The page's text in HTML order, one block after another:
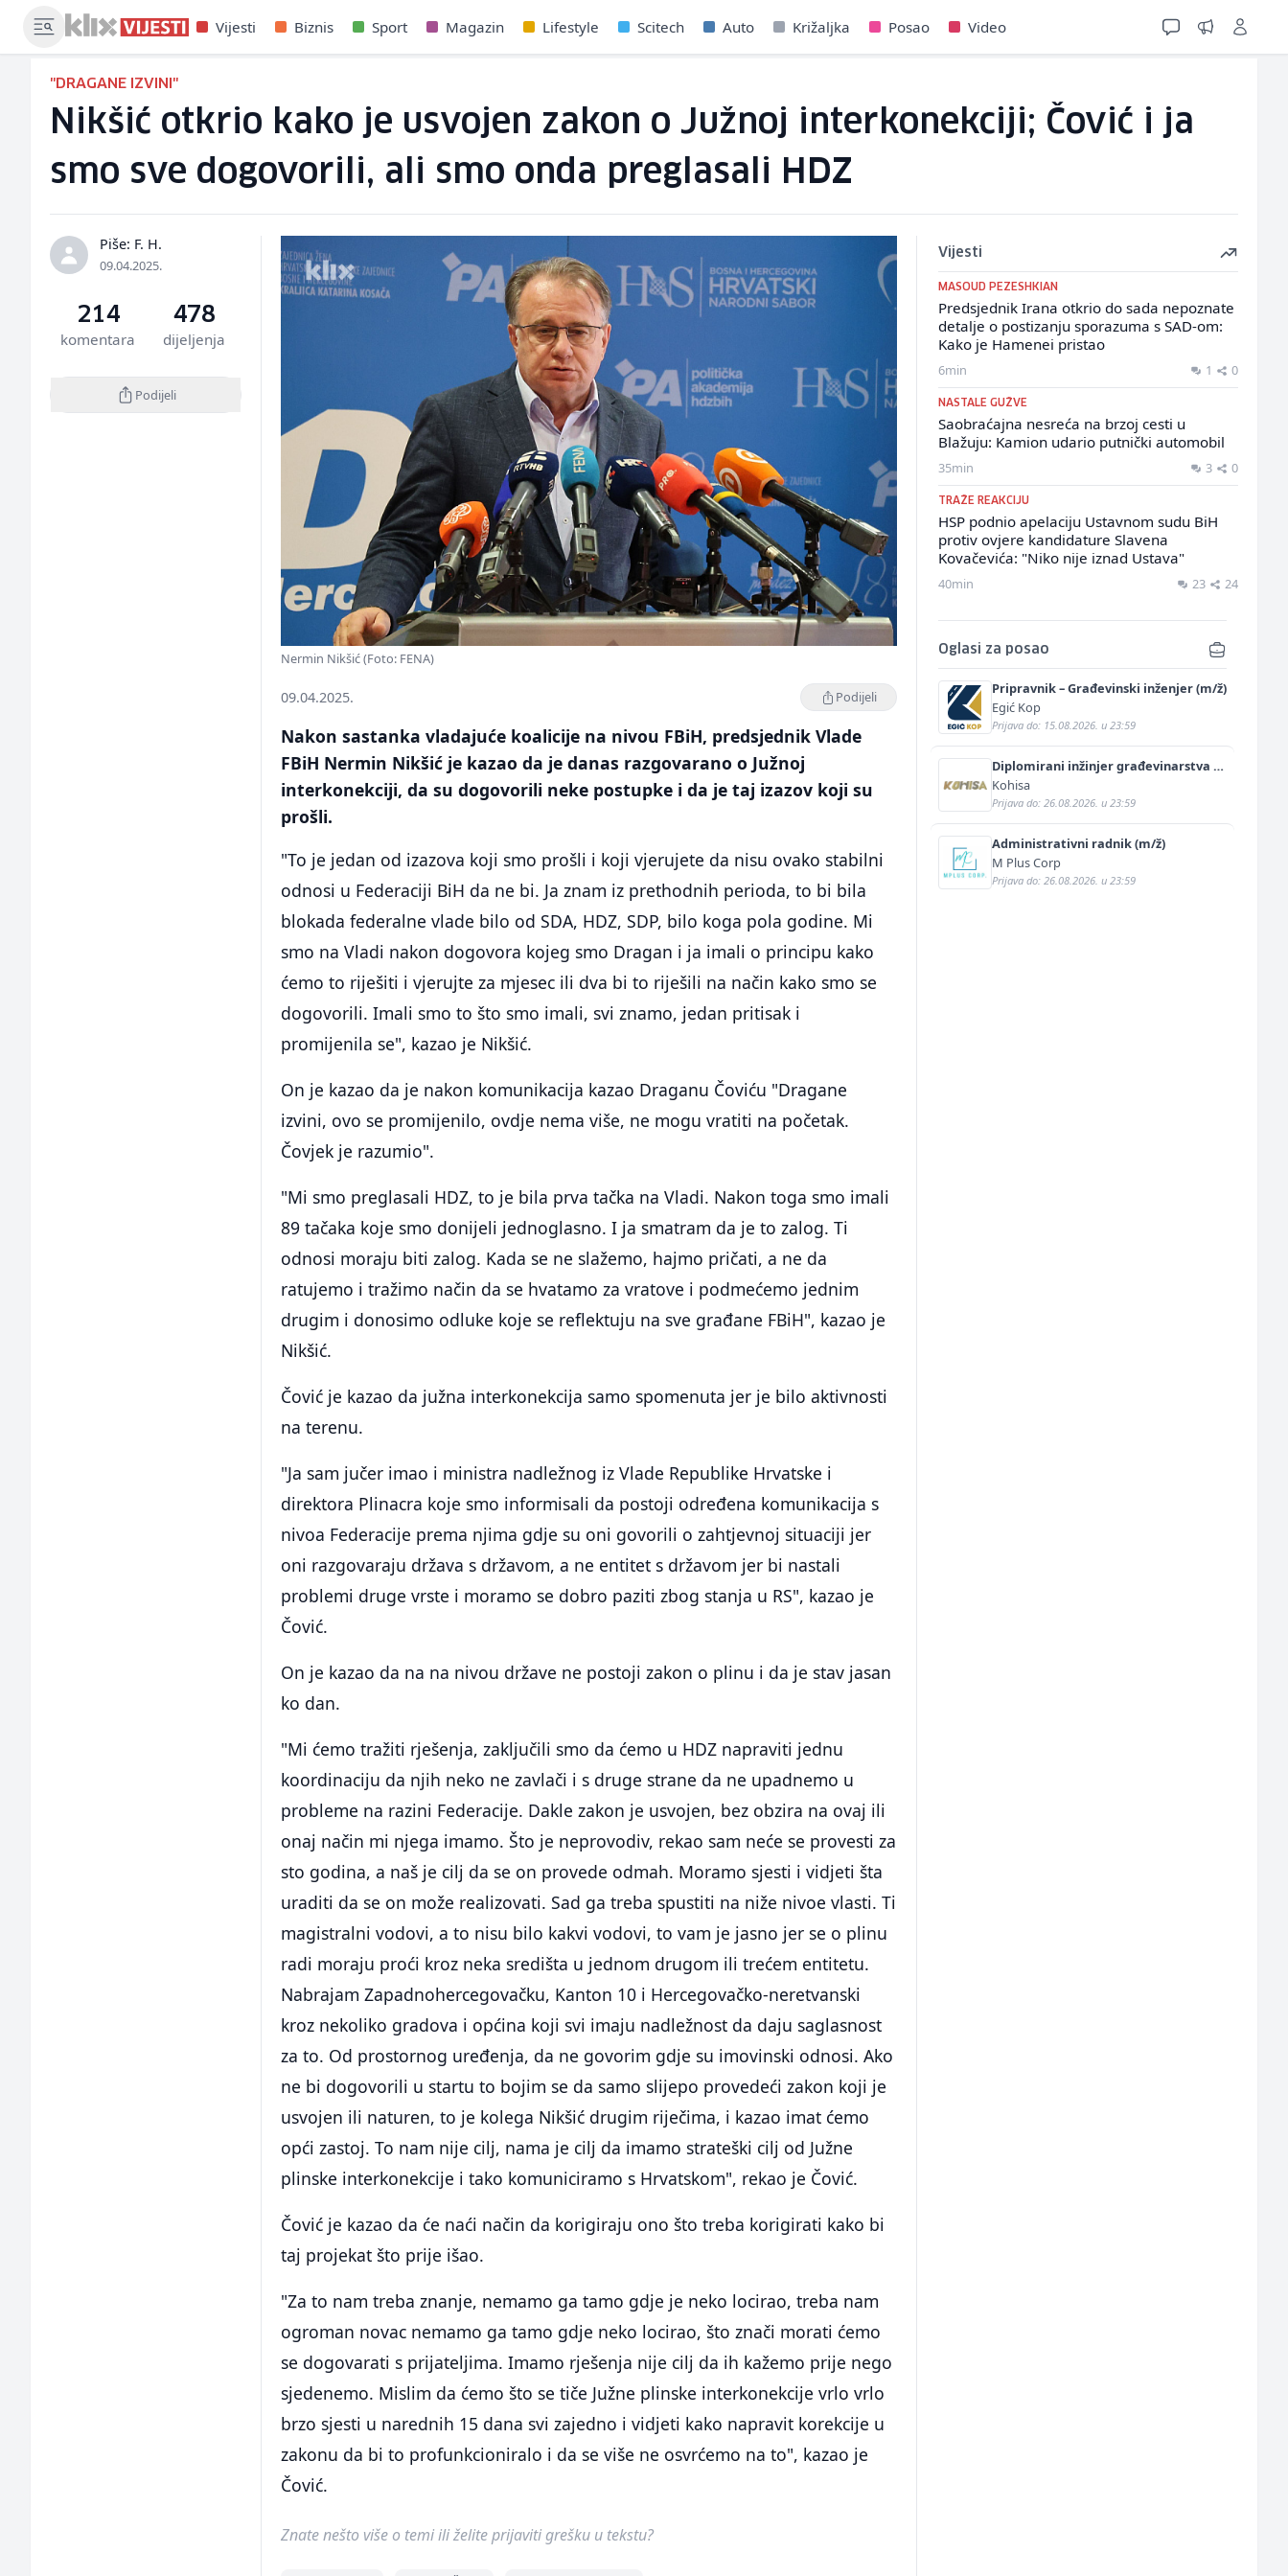
Vijesti Biznis Sport Magazin Lifestyle Scitech Auto Križaljka Posao Video
"DRAGANE IZVINI"
Nikšić otkrio kako je usvojen zakon o Južnoj interkonekciji; Čović i ja
smo sve dogovorili, ali smo onda preglasali HDZ
Piše: F. H.
09.04.2025.
214
komentara
478
dijeljenja
Podijeli
Nermin Nikšić (Foto: FENA)
09.04.2025. Podijeli
Nakon sastanka vladajuće koalicije na nivou FBiH, predsjednik Vlade
FBiH Nermin Nikšić je kazao da je danas razgovarano o Južnoj
interkonekciji, da su dogovorili neke postupke i da je taj izazov koji su
prošli.
"To je jedan od izazova koji smo prošli i koji vjerujete da nisu ovako stabilni
odnosi u Federaciji BiH da ne bi. Ja znam iz prethodnih perioda, to bi bila
blokada federalne vlade bilo od SDA, HDZ, SDP, bilo koga pola godine. Mi
smo na Vladi nakon dogovora kojeg smo Dragan i ja imali o principu kako
ćemo to riješiti i vjerujte za mjesec ili dva bi to riješili na način kako smo se
dogovorili. Imali smo to što smo imali, svi znamo, jedan pritisak i
promijenila se", kazao je Nikšić.
On je kazao da je nakon komunikacija kazao Draganu Čoviću "Dragane
izvini, ovo se promijenilo, ovdje nema više, ne mogu vratiti na početak.
Čovjek je razumio".
"Mi smo preglasali HDZ, to je bila prva tačka na Vladi. Nakon toga smo imali
89 tačaka koje smo donijeli jednoglasno. I ja smatram da je to zalog. Ti
odnosi moraju biti zalog. Kada se ne slažemo, hajmo pričati, a ne da
ratujemo i tražimo način da se hvatamo za vratove i podmećemo jednim
drugim i donosimo odluke koje se reflektuju na sve građane FBiH", kazao je
Nikšić.
Čović je kazao da južna interkonekcija samo spomenuta jer je bilo aktivnosti
na terenu.
"Ja sam jučer imao i ministra nadležnog iz Vlade Republike Hrvatske i
direktora Plinacra koje smo informisali da postoji određena komunikacija s
nivoa Federacije prema njima gdje su oni govorili o zahtjevnoj situaciji jer
oni razgovaraju država s državom, a ne entitet s državom jer bi nastali
problemi druge vrste i moramo se dobro paziti zbog stanja u RS", kazao je
Čović.
On je kazao da na na nivou države ne postoji zakon o plinu i da je stav jasan
ko dan.
"Mi ćemo tražiti rješenja, zaključili smo da ćemo u HDZ napraviti jednu
koordinaciju da njih neko ne zavlači i s druge strane da ne upadnemo u
probleme na razini Federacije. Dakle zakon je usvojen, bez obzira na ovaj ili
onaj način mi njega imamo. Što je neprovodiv, rekao sam neće se provesti za
sto godina, a naš je cilj da se on provede odmah. Moramo sjesti i vidjeti šta
uraditi da se on može realizovati. Sad ga treba spustiti na niže nivoe vlasti. Ti
magistralni vodovi, a to nisu bilo kakvi vodovi, to vam je jasno jer se o plinu
radi moraju proći kroz neka središta u jednom drugom ili trećem entitetu.
Nabrajam Zapadnohercegovačku, Kanton 10 i Hercegovačko-neretvanski
kroz nekoliko gradova i općina koji svi imaju nadležnost da daju saglasnost
za to. Od prostornog uređenja, da ne govorim gdje su imovinski odnosi. Ako
ne bi dogovorili u startu to bojim se da samo slijepo provedeći zakon koji je
usvojen ili naturen, to je kolega Nikšić drugim riječima, i kazao imat ćemo
opći zastoj. To nam nije cilj, nama je cilj da imamo strateški cilj od Južne
plinske interkonekcije i tako komuniciramo s Hrvatskom", rekao je Čović.
Čović je kazao da će naći način da korigiraju ono što treba korigirati kako bi
taj projekat što prije išao.
"Za to nam treba znanje, nemamo ga tamo gdje je neko locirao, treba nam
ogroman novac nemamo ga tamo gdje neko locirao, što znači morati ćemo
se dogovarati s prijateljima. Imamo rješenja nije cilj da ih kažemo prije nego
sjedenemo. Mislim da ćemo što se tiče Južne plinske interkonekcije vrlo vrlo
brzo sjesti u narednih 15 dana svi zajedno i vidjeti kako napravit korekcije u
zakonu da bi to profunkcioniralo i da se više ne osvrćemo na to", kazao je
Čović.
Znate nešto više o temi ili želite prijaviti grešku u tekstu?
Vijesti
MASOUD PEZESHKIAN
Predsjednik Irana otkrio do sada nepoznate
detalje o postizanju sporazuma s SAD-om:
Kako je Hamenei pristao
6min 1 0
NASTALE GUŽVE
Saobraćajna nesreća na brzoj cesti u
Blažuju: Kamion udario putnički automobil
35min 3 0
TRAŽE REAKCIJU
HSP podnio apelaciju Ustavnom sudu BiH
protiv ovjere kandidature Slavena
Kovačevića: "Niko nije iznad Ustava"
40min 23 24
Oglasi za posao
Pripravnik – Građevinski inženjer (m/ž)
Egić Kop
Prijava do: 15.08.2026. u 23:59
Diplomirani inžinjer građevinarstva -
saobraćajni smjer (m/ž)
Kohisa
Prijava do: 26.08.2026. u 23:59
Administrativni radnik (m/ž)
M Plus Corp
Prijava do: 26.08.2026. u 23:59